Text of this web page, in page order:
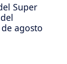
Super
agosto